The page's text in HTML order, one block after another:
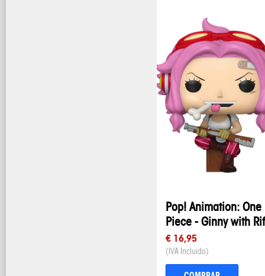
Pop! Animation: One
Piece - Ginny with
€ 16,95
(IVA Incluido)